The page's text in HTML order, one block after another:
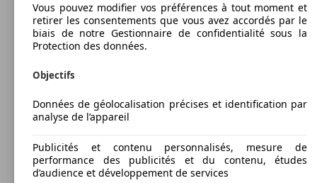
Vous pouvez modifier vos préférences à tout moment et
retirer les consentements que vous avez accordés par le
biais de notre Gestionnaire de confidentialité sous la
Protection des données.
Objectifs
Données de géolocalisation précises et identification par
analyse de l’appareil
Publicités et contenu personnalisés, mesure de
performance des publicités et du contenu, études
d’audience et développement de services